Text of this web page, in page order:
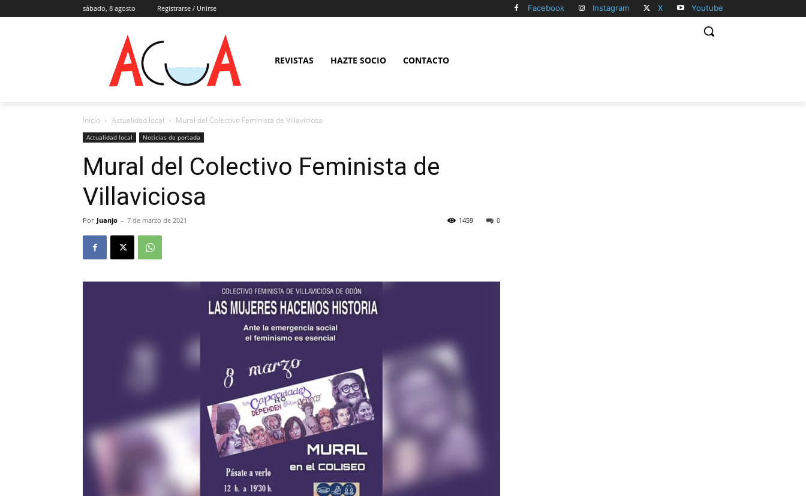
sábado, 8 agosto Registrarse / Unirse Facebook Instagram X Youtube
REVISTAS HAZTE SOCIO CONTACTO
Inicio Actualidad local Mural del Colectivo Feminista de Villaviciosa
Actualidad local Noticias de portada
Mural del Colectivo Feminista de
Villaviciosa
Por Juanjo - 7 de marzo de 2021 0
1459